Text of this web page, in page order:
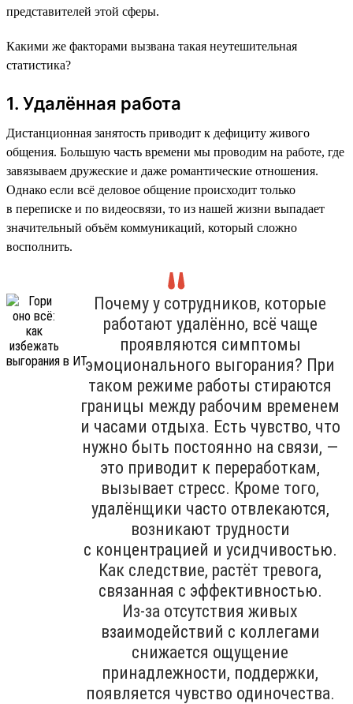
представителей этой сферы.
Какими же факторами вызвана такая неутешительная
статистика?
1. Удалённая работа
Дистанционная занятость приводит к дефициту живого
общения. Большую часть времени мы проводим на работе, где
завязываем дружеские и даже романтические отношения.
Однако если всё деловое общение происходит только
в переписке и по видеосвязи, то из нашей жизни выпадает
значительный объём коммуникаций, который сложно
восполнить.
Почему у сотрудников, которые
работают удалённо, всё чаще
проявляются симптомы
эмоционального выгорания? При
таком режиме работы стираются
границы между рабочим временем
и часами отдыха. Есть чувство, что
нужно быть постоянно на связи, —
это приводит к переработкам,
вызывает стресс. Кроме того,
удалёнщики часто отвлекаются,
возникают трудности
с концентрацией и усидчивостью.
Как следствие, растёт тревога,
связанная с эффективностью.
Из-за отсутствия живых
взаимодействий с коллегами
снижается ощущение
принадлежности, поддержки,
появляется чувство одиночества.